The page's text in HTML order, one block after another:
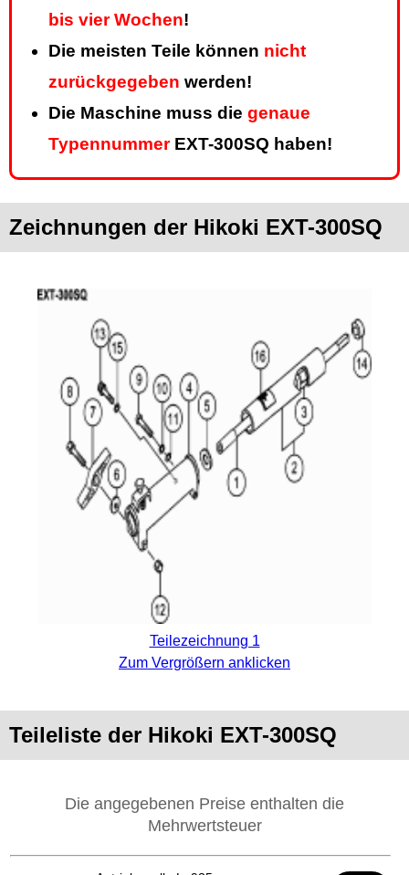
bis vier Wochen!
Die meisten Teile können nicht
zurückgegeben werden!
Die Maschine muss die genaue
TypennummerEXT-300SQ haben!
Zeichnungen der Hikoki EXT-300SQ
Teilezeichnung 1
Zum Vergrößern anklicken
Teileliste der Hikoki EXT-300SQ
Die angegebenen Preise enthalten die
Mehrwertsteuer